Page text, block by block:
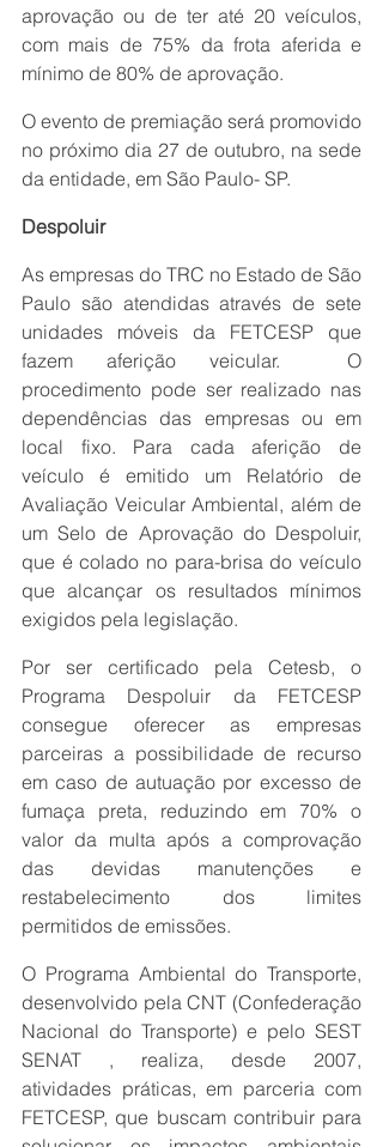
aprovação ou de ter até 20 veículos,
com mais de 75% da frota aferida e
mínimo de 80% de aprovação.
O evento de premiação será promovido
no próximo dia 27 de outubro, na sede
da entidade, em São Paulo- SP.
Despoluir
As empresas do TRC no Estado de São
Paulo são atendidas através de sete
unidades móveis da FETCESP que
fazem aferição veicular.  O
procedimento pode ser realizado nas
dependências das empresas ou em
local fixo. Para cada aferição de
veículo é emitido um Relatório de
Avaliação Veicular Ambiental, além de
um Selo de Aprovação do Despoluir,
que é colado no para-brisa do veículo
que alcançar os resultados mínimos
exigidos pela legislação.
Por ser certificado pela Cetesb, o
Programa Despoluir da FETCESP
consegue oferecer as empresas
parceiras a possibilidade de recurso
em caso de autuação por excesso de
fumaça preta, reduzindo em 70% o
valor da multa após a comprovação
das devidas manutenções e
restabelecimento dos limites
permitidos de emissões.
O Programa Ambiental do Transporte,
desenvolvido pela CNT (Confederação
Nacional do Transporte) e pelo SEST
SENAT , realiza, desde 2007,
atividades práticas, em parceria com
FETCESP, que buscam contribuir para